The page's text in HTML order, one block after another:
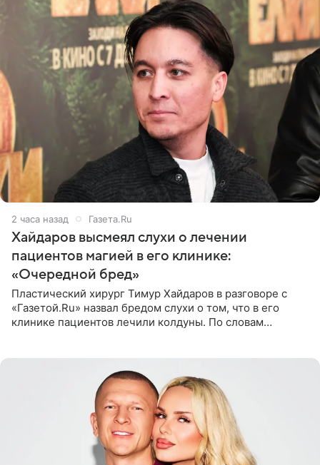
2 часа назад Газета.Ru
Хайдаров высмеял слухи о лечении
пациентов магией в его клинике:
«Очередной бред»
Пластический хирург Тимур Хайдаров в разговоре с
«Газетой.Ru» назвал бредом слухи о том, что в его
клинике пациентов лечили колдуны. По словам